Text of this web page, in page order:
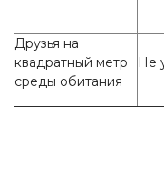
Друзья на
квадратный метр
среды обитания
Не